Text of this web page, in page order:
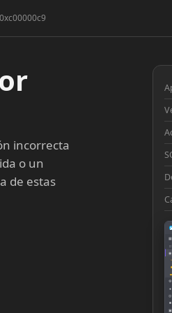
incorrecta
o un
de estas
▦
□
◉
◔
■
⚙
●
◎
■
▣